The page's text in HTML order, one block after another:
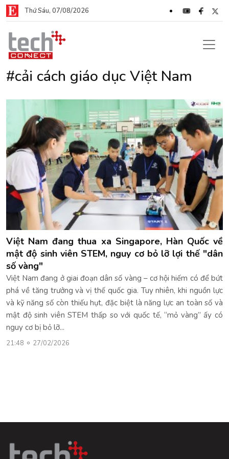
Thứ Sáu, 07/08/2026
#cải cách giáo dục Việt Nam
Việt Nam đang thua xa Singapore, Hàn Quốc về
mật độ sinh viên STEM, nguy cơ bỏ lỡ lợi thế "dân
số vàng"
Việt Nam đang ở giai đoạn dân số vàng – cơ hội hiếm có để bứt
phá về tăng trưởng và vị thế quốc gia. Tuy nhiên, khi nguồn lực
và kỹ năng số còn thiếu hụt, đặc biệt là năng lực an toàn số và
mật độ sinh viên STEM thấp so với quốc tế, “mỏ vàng” ấy có
nguy cơ bị bỏ lỡ...
21:48 27/02/2026